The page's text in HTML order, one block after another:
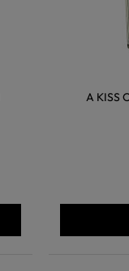
A KISS